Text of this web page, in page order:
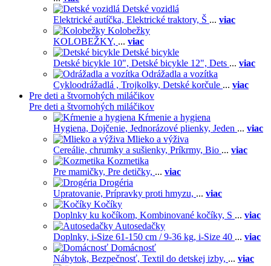
Detské vozidlá
Elektrické autíčka, Elektrické traktory, Š ... viac
Kolobežky
KOLOBEŽKY, ... viac
Detské bicykle
Detské bicykle 10", Detské bicykle 12", Dets ... viac
Odrážadla a vozítka
Cykloodrážadlá , Trojkolky, Detské korčule ... viac
Pre deti a štvornohých miláčikov
Pre deti a štvornohých miláčikov
Kŕmenie a hygiena
Hygiena, Dojčenie, Jednorázové plienky, Jeden ... viac
Mlieko a výživa
Cereálie, chrumky a sušienky, Príkrmy, Bio ... viac
Kozmetika
Pre mamičky, Pre detičky, ... viac
Drogéria
Upratovanie, Prípravky proti hmyzu, ... viac
Kočíky
Doplnky ku kočíkom, Kombinované kočíky, S ... viac
Autosedačky
Doplnky, i-Size 61-150 cm / 9-36 kg, i-Size 40 ... viac
Domácnosť
Nábytok, Bezpečnosť, Textil do detskej izby, ... viac